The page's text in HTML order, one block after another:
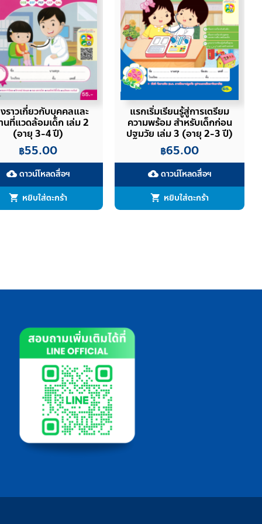
ราวเกี่ยวกับบุคคลและ
นที่แวดล้อมเด็ก เล่ม 2
(อายุ 3-4 ปี)
฿55.00
cloud_downloadดาวน์โหลดสื่อฯ
หยิบใส่ตะกร้า
แรกเริ่มเรียนรู้สู่การเตรียม
ความพร้อม สำหรับเด็กก่อน
ปฐมวัย เล่ม 3 (อายุ 2-3 ปี)
฿65.00
cloud_downloadดาวน์โหลดสื่อฯ
หยิบใส่ตะกร้า